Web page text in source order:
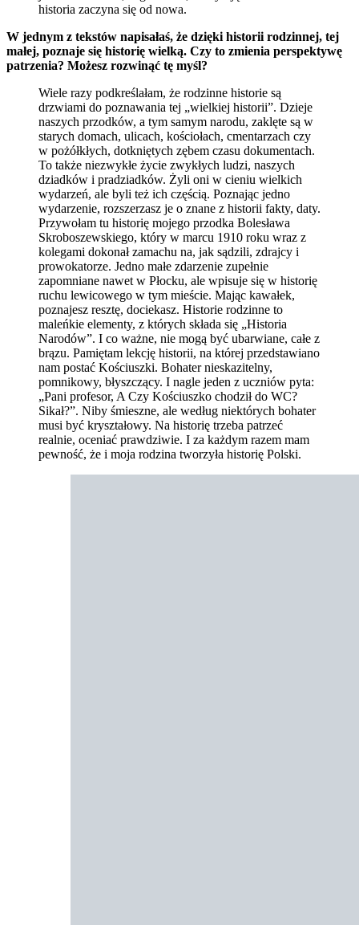
historia zaczyna się od nowa.
W jednym z tekstów napisałaś, że dzięki historii rodzinnej, tej
małej, poznaje się historię wielką. Czy to zmienia perspektywę
patrzenia? Możesz rozwinąć tę myśl?
Wiele razy podkreślałam, że rodzinne historie są
drzwiami do poznawania tej „wielkiej historii”. Dzieje
naszych przodków, a tym samym narodu, zaklęte są w
starych domach, ulicach, kościołach, cmentarzach czy
w pożółkłych, dotkniętych zębem czasu dokumentach.
To także niezwykłe życie zwykłych ludzi, naszych
dziadków i pradziadków. Żyli oni w cieniu wielkich
wydarzeń, ale byli też ich częścią. Poznając jedno
wydarzenie, rozszerzasz je o znane z historii fakty, daty.
Przywołam tu historię mojego przodka Bolesława
Skroboszewskiego, który w marcu 1910 roku wraz z
kolegami dokonał zamachu na, jak sądzili, zdrajcy i
prowokatorze. Jedno małe zdarzenie zupełnie
zapomniane nawet w Płocku, ale wpisuje się w historię
ruchu lewicowego w tym mieście. Mając kawałek,
poznajesz resztę, dociekasz. Historie rodzinne to
maleńkie elementy, z których składa się „Historia
Narodów”. I co ważne, nie mogą być ubarwiane, całe z
brązu. Pamiętam lekcję historii, na której przedstawiano
nam postać Kościuszki. Bohater nieskazitelny,
pomnikowy, błyszczący. I nagle jeden z uczniów pyta:
„Pani profesor, A Czy Kościuszko chodził do WC?
Sikał?”. Niby śmieszne, ale według niektórych bohater
musi być kryształowy. Na historię trzeba patrzeć
realnie, oceniać prawdziwie. I za każdym razem mam
pewność, że i moja rodzina tworzyła historię Polski.